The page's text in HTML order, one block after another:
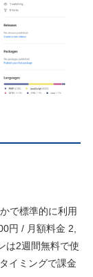
で標準的に利用
円 / 月額料金 2,
は2週間無料で使
イミングで課金